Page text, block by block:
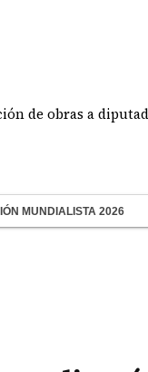
a diputados
MUNDIALISTA 2026